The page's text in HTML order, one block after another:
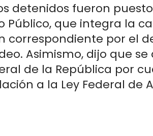
detenidos fueron
Público, que integra la
correspondiente por el
Asimismo, dijo que
de la República por
a la Ley Federal de